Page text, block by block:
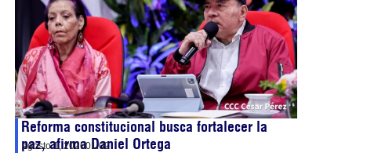
Reforma constitucional busca fortalecer la
paz, afirma Daniel Ortega
agosto 1, 202601:02